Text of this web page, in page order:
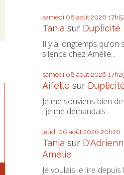
samedi 08 août 2026
Tania sur Duplicité
Il y a longtemps qu'on
silence chez Amélie...
samedi 08 août 2026
Aifelle sur
Je me souviens bien
; je me demandais...
jeudi 06 août 2026 20h26
Tania sur
Amélie
Je voulais le lire